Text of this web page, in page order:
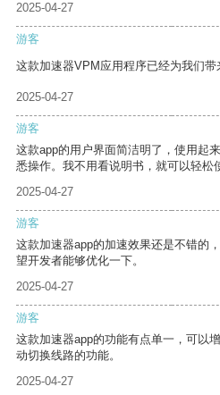
2025-04-27
游客
这款加速器VPM应用程序已经为我们带
2025-04-27
游客
这款app的用户界面简洁明了，使用起
悉操作。我不用看说明书，就可以轻松
2025-04-27
游客
这款加速器app的加速效果还是不错的
望开发者能够优化一下。
2025-04-27
游客
这款加速器app的功能有点单一，可以
动切换线路的功能。
2025-04-27